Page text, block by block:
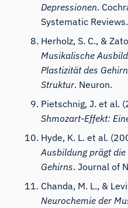
Depressionen.
Systematic Reviews.
Herholz, S. C., &
Musikalische
Plastizität des
Struktur. Neuron.
Pietschnig, J. et al.
Shmozart-Effekt:
Hyde, K. L. et al.
Ausbildung prägt
Gehirns. Journal of
Chanda, M. L., &
Neurochemie der